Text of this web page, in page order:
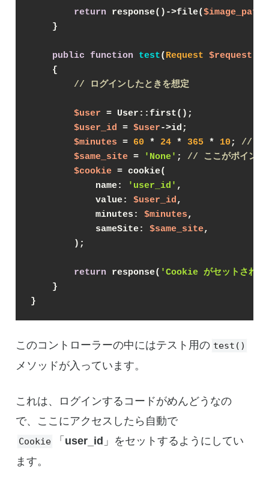
return response()->file($image_path
    }
public function test( Request $request
{
// ログインしたときを想定
$user = User::first();
$user_id = $user->id;
$minutes = 60 * 24 * 365 * 10 ; // 10
$same_site = 'None' ; // ここがポイント
$cookie = cookie(
            name:
'user_id' ,
            value:
$user_id,
            minutes:
$minutes,
            sameSite:
$same_site,
        );
return response( 'Cookie がセットされ
    }
}
このコントローラーの中にはテスト用の test()
メソッドが入っています。
これは、ログインするコードがめんどうなの
で、ここにアクセスしたら自動で
Cookie 「 user_id 」をセットするようにしてい
ます。